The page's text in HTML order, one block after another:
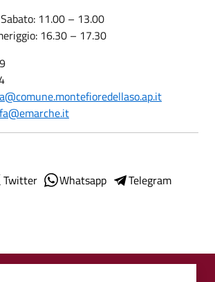
11.00 – 13.00
16.30 – 17.30
Twitter Whatsapp
Telegram